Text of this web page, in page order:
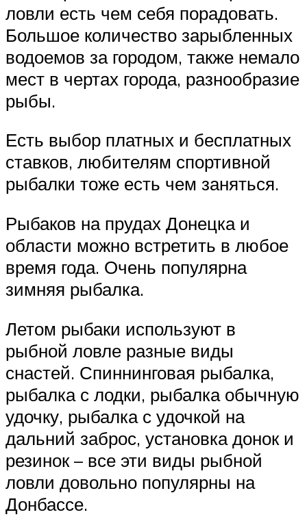
ловли есть чем себя порадовать.
Большое количество зарыбленных
водоемов за городом, также немало
мест в чертах города, разнообразие
рыбы.
Есть выбор платных и бесплатных
ставков, любителям спортивной
рыбалки тоже есть чем заняться.
Рыбаков на прудах Донецка и
области можно встретить в любое
время года. Очень популярна
зимняя рыбалка.
Летом рыбаки используют в
рыбной ловле разные виды
снастей. Спиннинговая рыбалка,
рыбалка с лодки, рыбалка обычную
удочку, рыбалка с удочкой на
дальний заброс, установка донок и
резинок – все эти виды рыбной
ловли довольно популярны на
Донбассе.